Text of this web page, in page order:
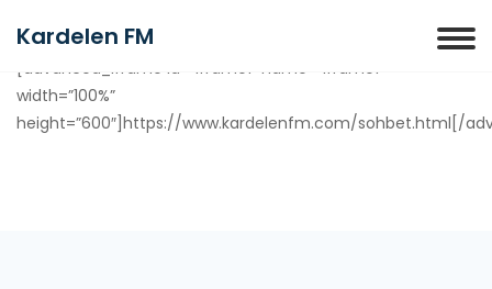
Kardelen FM
[advanced_iframe id=”iframe1″ name=”iframe1″
width=”100%”
height=”600″]https://www.kardelenfm.com/sohbet.html[/